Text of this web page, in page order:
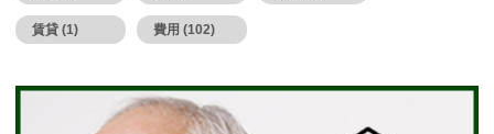
賃貸 (1) 費用 (102)